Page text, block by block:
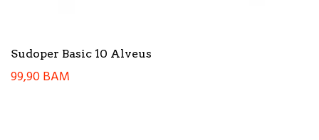
Sudoper Basic 10 Alveus
99,90BAM